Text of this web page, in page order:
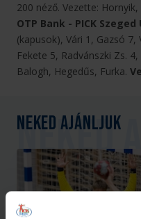
200 néző. Vezette:
OTP Bank - PICK Szeged
(kapusok), Vári 1, Gazsó
Fekete 5, Radvánszki Zs.
Balogh, Hegedűs, Furka.
Neked ajánljuk